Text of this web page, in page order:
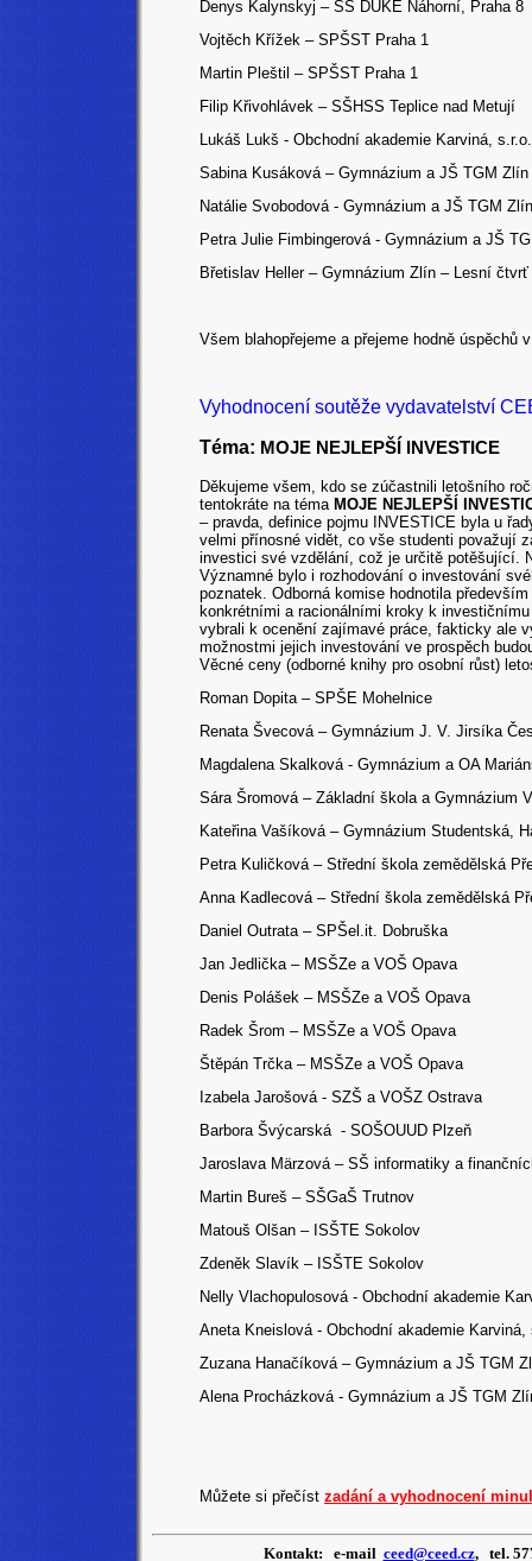
Denys Kalynskyj – SŠ DUKE Náhorní, Praha 8
Vojtěch Křížek – SPŠST Praha 1
Martin Pleštil – SPŠST Praha 1
Filip Křivohlávek – SŠHSS Teplice nad Metují
Lukáš Lukš - Obchodní akademie Karviná, s.r.o.
Sabina Kusáková – Gymnázium a JŠ TGM Zlín
Natálie Svobodová - Gymnázium a JŠ TGM Zlín
Petra Julie Fimbingerová - Gymnázium a JŠ
Břetislav Heller – Gymnázium Zlín – Lesní čtvrť
Všem blahopřejeme a přejeme hodně
Vyhodnocení soutěže vydavatelství
Téma: MOJE NEJLEPŠÍ INVESTICE
Děkujeme všem, kdo se zúčastnili letošního
tentokráte na téma MOJE NEJLEPŠÍ
– pravda, definice pojmu INVESTICE byla u
velmi přínosné vidět, co vše studenti považují
investici své vzdělání, což je určitě potěšující.
Významné bylo i rozhodování o investování
poznatek. Odborná komise hodnotila
konkrétními a racionálními kroky k
vybrali k ocenění zajímavé práce, fakticky ale
možnostmi jejich investování ve prospěch
Věcné ceny (odborné knihy pro osobní růst)
Roman Dopita – SPŠE Mohelnice
Renata Švecová – Gymnázium J. V. Jirsíka
Magdalena Skalková - Gymnázium a OA
Sára Šromová – Základní škola a Gymnázium
Kateřina Vašíková – Gymnázium Studentská,
Petra Kuličková – Střední škola zemědělská
Anna Kadlecová – Střední škola zemědělská
Daniel Outrata – SPŠel.it. Dobruška
Jan Jedlička – MSŠZe a VOŠ Opava
Denis Polášek – MSŠZe a VOŠ Opava
Radek Šrom – MSŠZe a VOŠ Opava
Štěpán Trčka – MSŠZe a VOŠ Opava
Izabela Jarošová - SZŠ a VOŠZ Ostrava
Barbora Švýcarská - SOŠOUUD Plzeň
Jaroslava Märzová – SŠ informatiky a
Martin Bureš – SŠGaŠ Trutnov
Matouš Olšan – ISŠTE Sokolov
Zdeněk Slavík – ISŠTE Sokolov
Nelly Vlachopulosová - Obchodní akademie
Aneta Kneislová - Obchodní akademie Karviná,
Zuzana Hanačíková – Gymnázium a JŠ TGM
Alena Procházková - Gymnázium a JŠ TGM
Můžete si přečíst zadání a vyhodnocení
Kontakt: e-mail ceed@ceed.cz, tel.